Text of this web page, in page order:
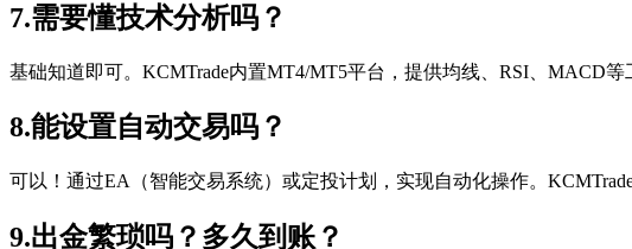
7.需要懂技术分析吗？
基础知道即可。KCMTrade内置MT4/MT5平台，提供均线、RSI、MACD
8.能设置自动交易吗？
可以！通过EA（智能交易系统）或定投计划，实现自动化操作。
9.出金繁琐吗？多久到账？